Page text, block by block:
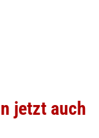
jetzt auch